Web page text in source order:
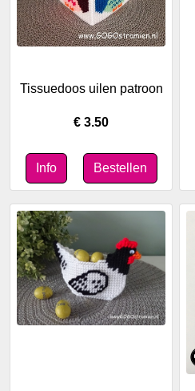
Tissuedoos uilen patroon
€ 3.50